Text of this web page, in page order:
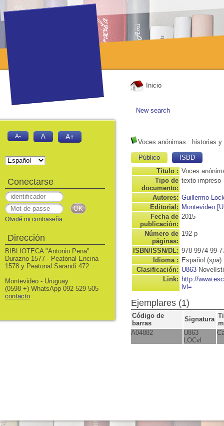
Inicio
New search
Voces anónimas : historias y
Público
ISBD
Título : Voces
Tipo de
documento:
texto impreso
Autores: Guillermo
Editorial: Montevideo
Fecha de
publicación:
2015
Número de
páginas:
192 p
ISBN/ISSN/DL: 978-9974-99-
Idioma : Español (spa)
Clasificación: U863
Link: http://
lvl=
Ejemplares (1)
Código de
barras
Signatura
A04882
U863
LOCvl
A- A A+
Conectarse
Olvidé mi contraseña
Dirección
BIBLIOTECA "Antonio Pena"
Durazno 1577 - Peatonal Encina
1578 y Peatonal Sarandí 472
Montevideo - Uruguay
(0598 +) WhatsApp 092 529 505
contacto